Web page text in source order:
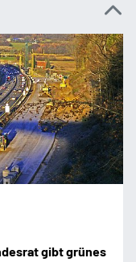
gibt grünes